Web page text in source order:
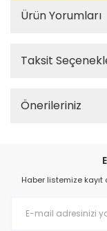
Ürün Yorumları
Taksit
Önerileriniz
Haber listemize